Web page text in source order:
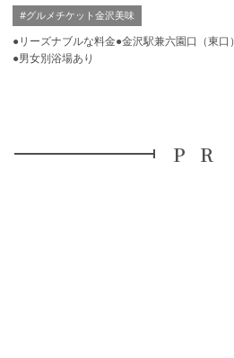
●リーズナブルな料金●金沢駅兼六園口（東
●男女別浴場あり
#グルメチケット金沢美味
PR